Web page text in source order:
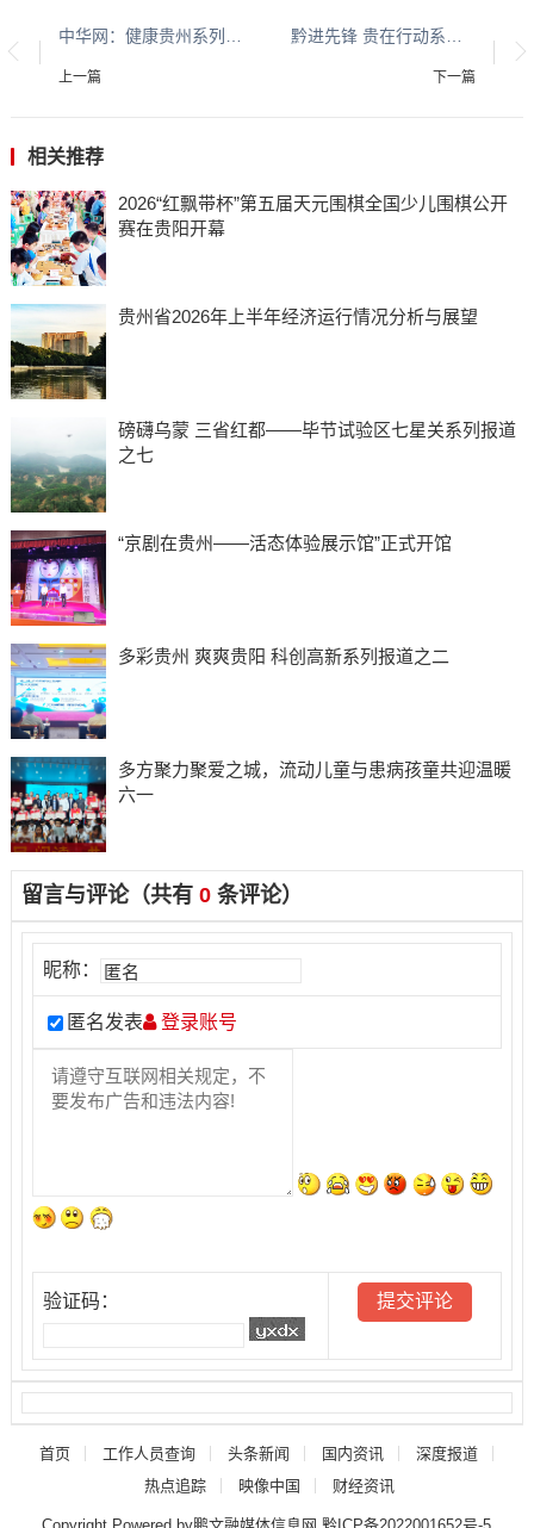
上一篇 下一篇
相关推荐
​​​​​​​2026“红飘带杯”第五届天元围棋全国少儿围棋公开
赛在贵阳开幕
贵州省2026年上半年经济运行情况分析与展望
磅礴乌蒙 三省红都——毕节试验区七星关系列报道
之七
“京剧在贵州——活态体验展示馆”正式开馆
多彩贵州 爽爽贵阳 科创高新系列报道之二
多方聚力聚爱之城，流动儿童与患病孩童共迎温暖
六一
留言与评论（共有 0条评论）
昵称：
匿名发表 登录账号
验证码：
首页 工作人员查询 头条新闻 国内资讯
深度报道
热点追踪
映像中国 财经资讯